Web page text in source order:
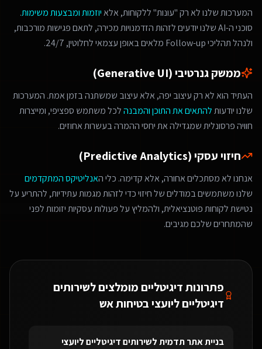
המערכות שלנו לא רק "עונות" ללקוחות, אלאיוזמות ומבצעות משימות.
סוכני ה-AI שלנו יודעים לזהות הזדמנויות מכירה, לתאם פגישות מורכבות,
ולנהל תהליכי Follow-up מלאים באופן עצמאי לחלוטין, 24/7.
ממשק גנרטיבי (Generative UI)
העתיד הוא לא רק עיצוב יפה, אלא עיצוב שמשתנה בזמן אמת. המערכות
שלנו יודעותלהתאים את התוכן והמבנהלכל משתמש ספציפי, ומייצרות
חוויה פרסונלית שמגדילה את יחסי ההמרה בעשרות אחוזים.
חיזוי עסקי (Predictive Analytics)
אנחנו לא מסתכלים אחורה, אלא קדימה. כלי האנליטיקס המתקדמים
שלנו משתמשים במודלים של חיזוי כדי לזהות מגמות עתידיות, להתריע על
נטישת לקוחות פוטנציאלית, ולהמליץ על פעולות עסקיות יזומות לפני
שהמתחרים שלכם מגיבים.
פתרונות דיגיטליים מומלצים לשירותים
דיגיטליים ליועצי בטיחות אש
בניית אתר תדמיתלשירותים דיגיטליים ליועצי